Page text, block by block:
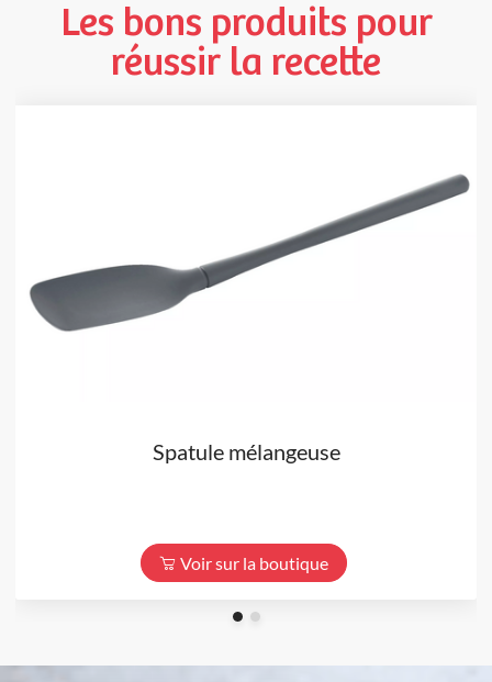
Les bons produits pour
réussir la recette
Spatule mélangeuse
Voir sur la boutique